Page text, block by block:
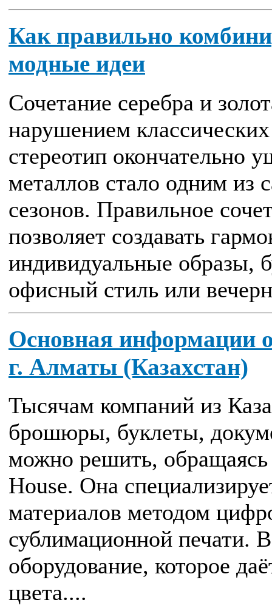
Как правильно
модные идеи
Сочетание серебра и
нарушением
стереотип окончательно
металлов стало одним из
сезонов. Правильное
позволяет создавать
индивидуальные образы,
офисный стиль или
Основная информации
г. Алматы (Казахстан)
Тысячам компаний из
брошюры, буклеты,
можно решить,
House. Она
материалов методом
сублимационной печати.
оборудование, которое
цвета....